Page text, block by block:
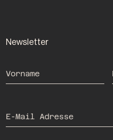
Newsletter
Vorname
E-Mail Adresse